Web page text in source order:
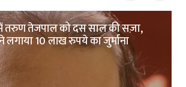
तरुण तेजपाल को दस साल की सज़ा,
ने लगाया 10 लाख रुपये का जुर्माना